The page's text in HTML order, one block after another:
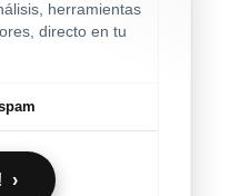
herramientas
directo en tu
›